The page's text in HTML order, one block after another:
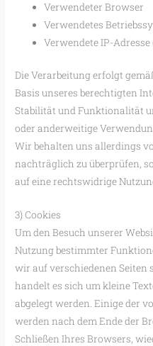
Verwendeter Browser
Verwendetes
Verwendete IP-
Die Verarbeitung erfolgt
Basis unseres berechtigten
Stabilität und Funktionalität
oder anderweitige
Wir behalten uns allerdings
nachträglich zu überprüfen,
auf eine rechtswidrige
3) Cookies
Um den Besuch unserer
Nutzung bestimmter
wir auf verschiedenen Seiten
handelt es sich um kleine
abgelegt werden. Einige der
werden nach dem Ende der
Schließen Ihres Browsers,